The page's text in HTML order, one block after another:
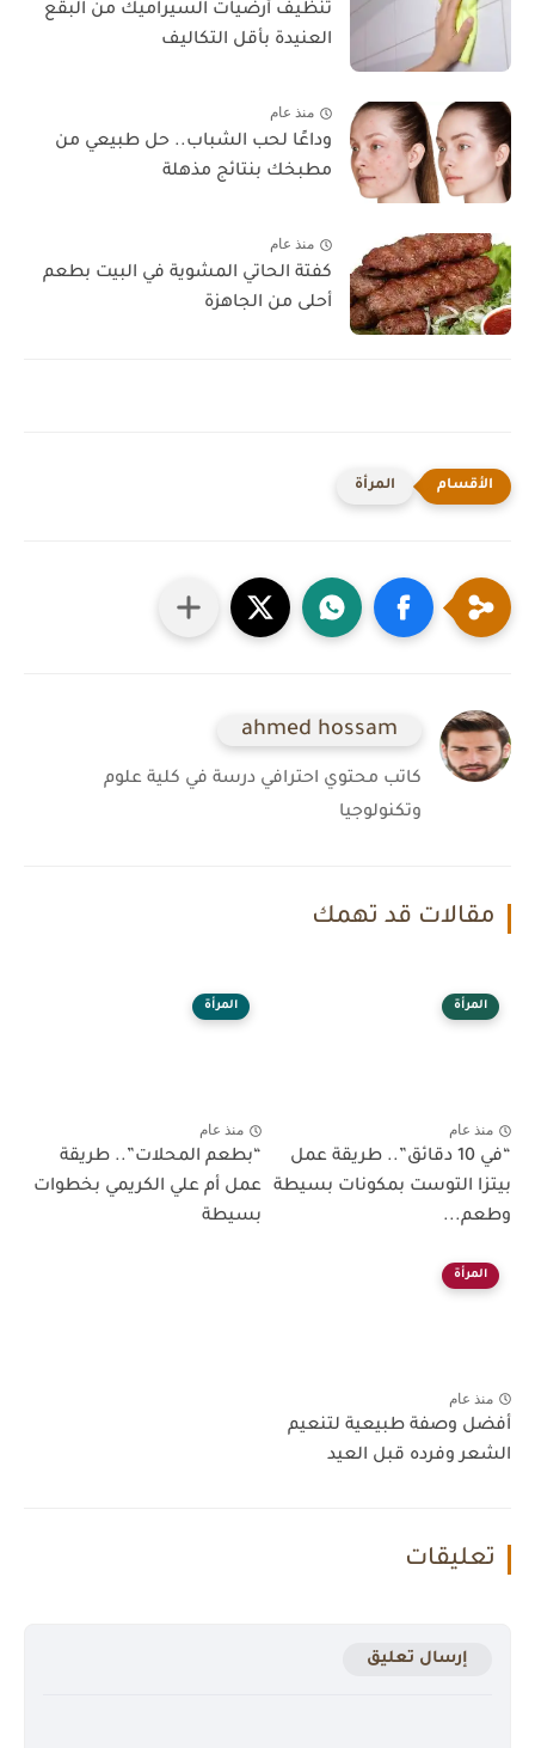
تنظيف أرضيات السيراميك من البقع
العنيدة بأقل التكاليف
منذ عام
وداعًا لحب الشباب.. حل طبيعي من
مطبخك بنتائج مذهلة
منذ عام
كفتة الحاتي المشوية في البيت بطعم
أحلى من الجاهزة
المرأة
ahmed hossam
كاتب محتوي احترافي درسة في كلية علوم
وتكنولوجيا
مقالات قد تهمك
المرأة
منذ عام
“في 10 دقائق”.. طريقة عمل
بيتزا التوست بمكونات بسيطة
وطعم...
المرأة
منذ عام
“بطعم المحلات”.. طريقة
عمل أم علي الكريمي بخطوات
بسيطة
المرأة
منذ عام
أفضل وصفة طبيعية لتنعيم
الشعر وفرده قبل العيد
تعليقات
إرسال تعليق